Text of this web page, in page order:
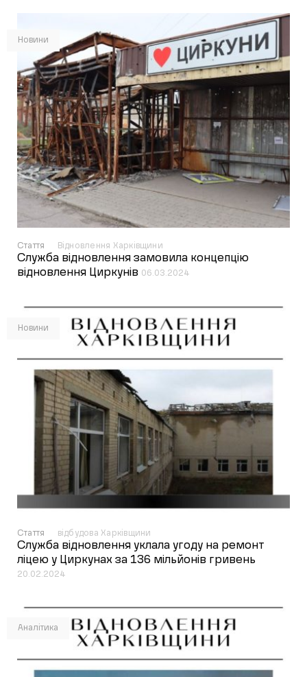
Новини
Стаття Відновлення Харківщини
Служба відновлення замовила концепцію
відновлення Циркунів 06.03.2024
Новини
Стаття відбудова Харківщини
Служба відновлення уклала угоду на ремонт
ліцею у Циркунах за 136 мільйонів гривень
20.02.2024
Аналітика